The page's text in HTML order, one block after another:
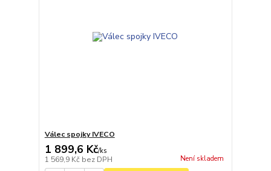
Válec spojky IVECO
1 899,6 Kč/ks
1 569,9 Kč bez DPH Není skladem